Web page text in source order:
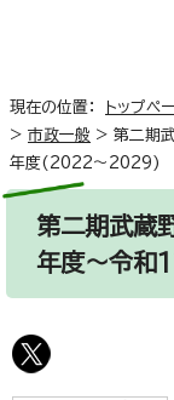
現在の位置： トップペ
> 市政一般 > 第二期
年度(2022～2029)
第二期武蔵
年度～令